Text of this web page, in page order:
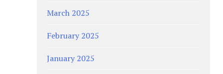
March 2025
February 2025
January 2025